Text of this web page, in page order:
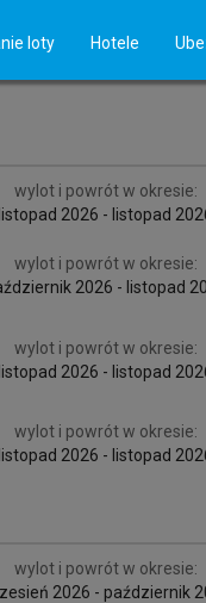
loty Hotele
Zjednoczone
wylot i powrót w okresie:
listopad 2026 - listopad
wylot i powrót w okresie:
2026 - listopad
wylot i powrót w okresie:
listopad 2026 - listopad
wylot i powrót w okresie:
listopad 2026 - listopad
wylot i powrót w okresie:
2026 - październik